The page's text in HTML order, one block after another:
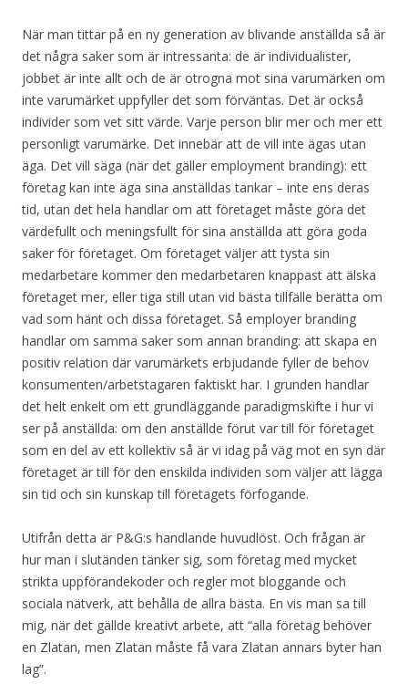
När man tittar på en ny generation av blivande anställda så är
det några saker som är intressanta: de är individualister,
jobbet är inte allt och de är otrogna mot sina varumärken om
inte varumärket uppfyller det som förväntas. Det är också
individer som vet sitt värde. Varje person blir mer och mer ett
personligt varumärke. Det innebär att de vill inte ägas utan
äga. Det vill säga (när det gäller employment branding): ett
företag kan inte äga sina anställdas tankar – inte ens deras
tid, utan det hela handlar om att företaget måste göra det
värdefullt och meningsfullt för sina anställda att göra goda
saker för företaget. Om företaget väljer att tysta sin
medarbetare kommer den medarbetaren knappast att älska
företaget mer, eller tiga still utan vid bästa tillfälle berätta om
vad som hänt och dissa företaget. Så employer branding
handlar om samma saker som annan branding: att skapa en
positiv relation där varumärkets erbjudande fyller de behov
konsumenten/arbetstagaren faktiskt har. I grunden handlar
det helt enkelt om ett grundläggande paradigmskifte i hur vi
ser på anställda: om den anställde förut var till för företaget
som en del av ett kollektiv så är vi idag på väg mot en syn där
företaget är till för den enskilda individen som väljer att lägga
sin tid och sin kunskap till företagets förfogande.
Utifrån detta är P&G:s handlande huvudlöst. Och frågan är
hur man i slutänden tänker sig, som företag med mycket
strikta uppförandekoder och regler mot bloggande och
sociala nätverk, att behålla de allra bästa. En vis man sa till
mig, när det gällde kreativt arbete, att “alla företag behöver
en Zlatan, men Zlatan måste få vara Zlatan annars byter han
lag”.